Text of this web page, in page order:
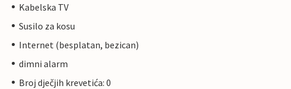
Kabelska TV
Susilo za kosu
Internet (besplatan, bezican)
dimni alarm
Broj dječjih krevetića: 0